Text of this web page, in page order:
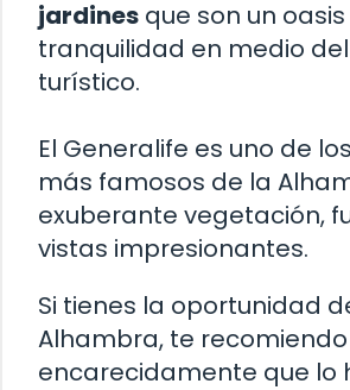
jardines que son un
tranquilidad en medio
turístico.
El Generalife es uno de
más famosos de la
exuberante vegetación,
vistas impresionantes.
Si tienes la oportunidad
Alhambra, te recomiendo
encarecidamente que lo